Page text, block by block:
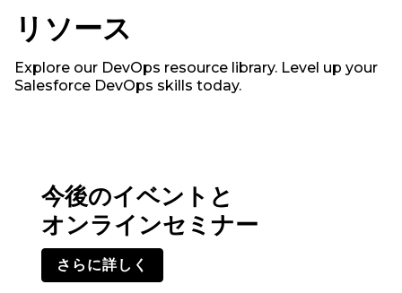
リソース
Explore our DevOps resource library. Level up your
Salesforce DevOps skills today.
今後のイベントと
オンラインセミナー
さらに詳しく